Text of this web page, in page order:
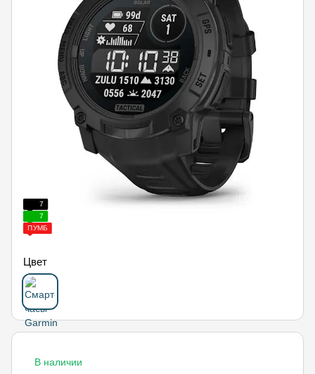
7
7
ПУМБ
Цвет
В наличии